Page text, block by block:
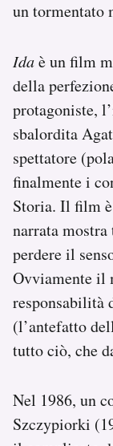
un tormentato
Idaè un film
della
protagoniste,
sbalordita
spettatore
finalmente i
Storia. Il film
narrata
perdere il
Ovviamente il
responsabilità
(l’antefatto
tutto ciò, che
Nel 1986, un
Szczypiorki